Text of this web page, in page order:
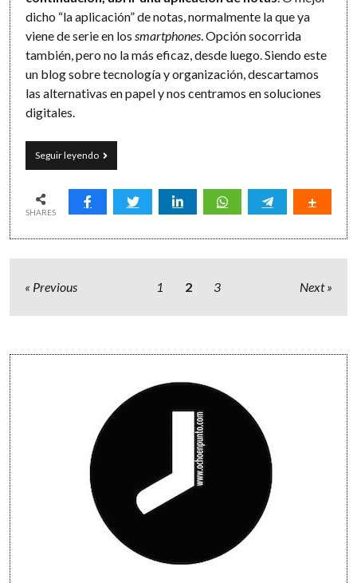
dicho “la aplicación” de notas, normalmente la que ya
viene de serie en lossmartphones. Opción socorrida
también, pero no la más eficaz, desde luego. Siendo este
un blog sobre tecnología y organización, descartamos
las alternativas en papel y nos centramos en soluciones
digitales.
Seguir leyendoOneNote:
mucho
notas
SHARES
Paginación
Previous 1 2 3 Next
Sidebar